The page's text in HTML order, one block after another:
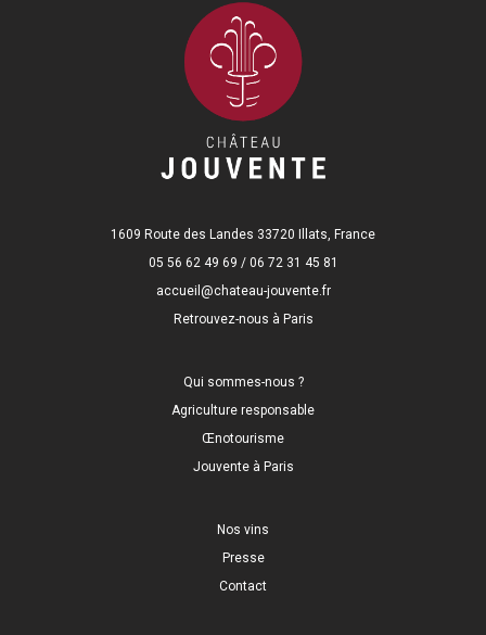
1609 Route des Landes 33720 Illats, France
05 56 62 49 69 / 06 72 31 45 81
accueil@chateau-jouvente.fr
Retrouvez-nous à Paris
Qui sommes-nous ?
Agriculture responsable
Œnotourisme
Jouvente à Paris
Nos vins
Presse
Contact